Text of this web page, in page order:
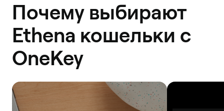
Почему выбирают
Ethena кошельки с
OneKey